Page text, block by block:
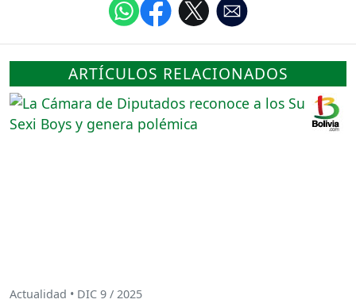
ARTÍCULOS RELACIONADOS
Actualidad • DIC 9 / 2025